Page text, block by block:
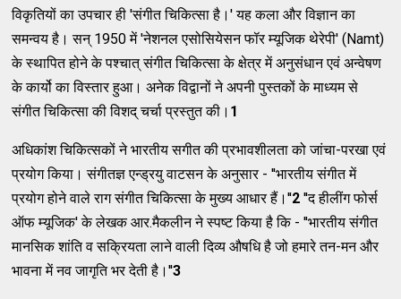
विकृतियों का उपचार ही 'संगीत चिकित्सा है।' यह कला और विज्ञान का
समन्वय है। सन् 1950 में 'नेशनल एसोसियेसन फॉर म्यूजिक थेरेपी' (Namt)
के स्थापित होने के पश्चात् संगीत चिकित्सा के क्षेत्र में अनुसंधान एवं अन्वेषण
के कार्यो का विस्तार हुआ। अनेक विद्वानों ने अपनी पुस्तकों के माध्यम से
संगीत चिकित्सा की विशद् चर्चा प्रस्तुत की। 1
अधिकांश चिकित्सकों ने भारतीय सगीत की प्रभावशीलता को जांचा-परखा एवं
प्रयोग किया। संगीतज्ञ एन्ड्रयु वाटसन के अनुसार - ''भारतीय संगीत में
प्रयोग होने वाले राग संगीत चिकित्सा के मुख्य आधार हैं।''2 ''द हीलींग फोर्स
ऑफ म्यूजिक' के लेखक आर.मैकलीन ने स्पष्ट किया है कि - ''भारतीय संगीत
मानसिक शांति व सक्रियता लाने वाली दिव्य औषधि है जो हमारे तन-मन और
भावना में नव जागृति भर देती है।''3